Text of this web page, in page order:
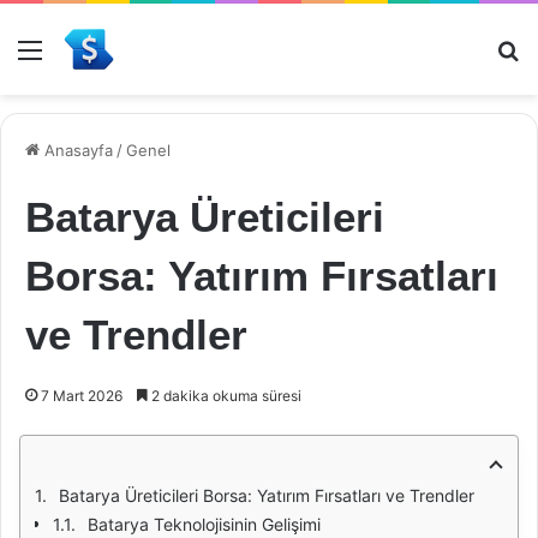
Menü
Anasayfa /Genel
Batarya Üreticileri
Borsa: Yatırım Fırsatları
ve Trendler
7 Mart 2026 2 dakika okuma süresi
Batarya Üreticileri Borsa: Yatırım Fırsatları ve Trendler
Batarya Teknolojisinin Gelişimi